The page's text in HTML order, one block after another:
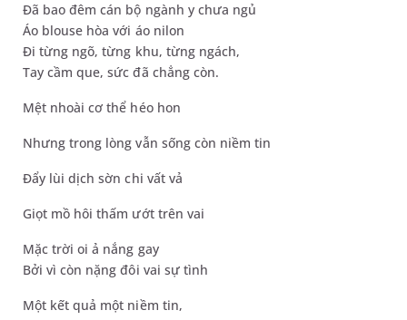
Đã bao đêm cán bộ ngành y chưa ngủ
Áo blouse hòa với áo nilon
Đi từng ngõ, từng khu, từng ngách,
Tay cầm que, sức đã chẳng còn.
Mệt nhoài cơ thể héo hon
Nhưng trong lòng vẫn sống còn niềm tin
Đẩy lùi dịch sờn chi vất vả
Giọt mồ hôi thấm ướt trên vai
Mặc trời oi ả nắng gay
Bởi vì còn nặng đôi vai sự tình
Một kết quả một niềm tin,